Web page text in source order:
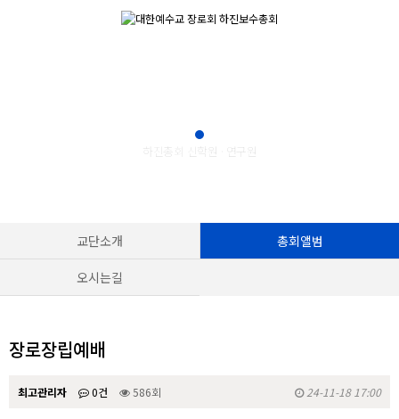
교단소개 총회앨범
오시는길
장로장립예배
최고관리자 0건 586회 24-11-18 17:00